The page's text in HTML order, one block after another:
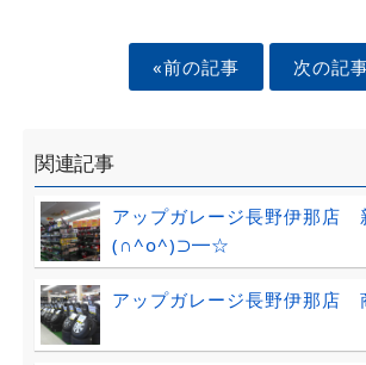
«前の記事 次の記
関連記事
アップガレージ長野伊那店
(∩^o^)⊃━☆
アップガレージ長野伊那店